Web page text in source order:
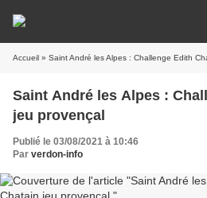
Accueil » Saint André les Alpes : Challenge Edith
Saint André les Alpes : Challenge Edith Chatain
jeu provençal
Publié le 03/08/2021 à 10:46
Par verdon-info